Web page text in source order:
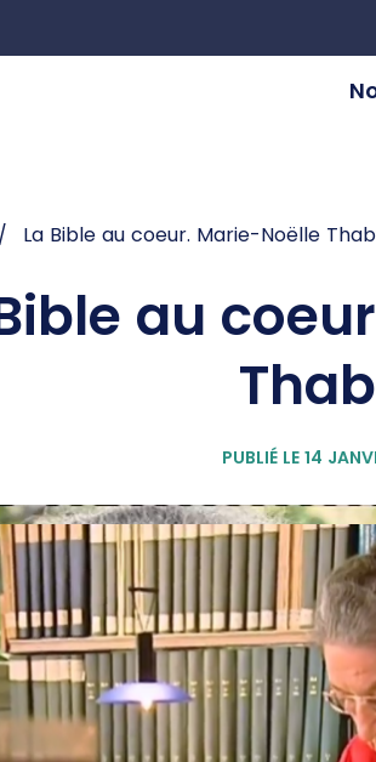
La Bible au coeur. Marie-Noëlle
au
PUBLIÉ LE 14